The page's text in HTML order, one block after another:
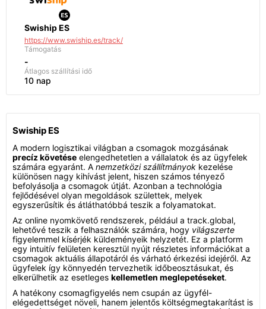
Swiship ES
https://www.swiship.es/track/
Támogatás
-
Átlagos szállítási idő
10 nap
Swiship ES
A modern logisztikai világban a csomagok mozgásának
precíz követése elengedhetetlen a vállalatok és az ügyfelek
számára egyaránt. A nemzetközi szállítmányok kezelése
különösen nagy kihívást jelent, hiszen számos tényező
befolyásolja a csomagok útját. Azonban a technológia
fejlődésével olyan megoldások születtek, melyek
egyszerűsítik és átláthatóbbá teszik a folyamatokat.
Az online nyomkövető rendszerek, például a track.global,
lehetővé teszik a felhasználók számára, hogy világszerte
figyelemmel kísérjék küldeményeik helyzetét. Ez a platform
egy intuitív felületen keresztül nyújt részletes információkat a
csomagok aktuális állapotáról és várható érkezési idejéről. Az
ügyfelek így könnyedén tervezhetik időbeosztásukat, és
elkerülhetik az esetleges kellemetlen meglepetéseket.
A hatékony csomagfigyelés nem csupán az ügyfél-
elégedettséget növeli, hanem jelentős költségmegtakarítást is